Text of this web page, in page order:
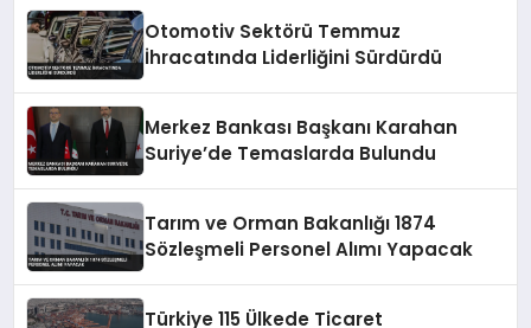
Otomotiv Sektörü Temmuz
İhracatında Liderliğini Sürdürdü
Merkez Bankası Başkanı Karahan
Suriye’de Temaslarda Bulundu
Tarım ve Orman Bakanlığı 1874
Sözleşmeli Personel Alımı Yapacak
Türkiye 115 Ülkede Ticaret